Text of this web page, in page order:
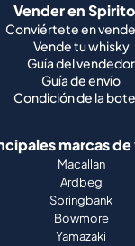
Vender en
Conviértete en
Vende tu whisky
Guía del vendedor
Guía de envío
Condición de la
marcas
Macallan
Ardbeg
Springbank
Bowmore
Yamazaki